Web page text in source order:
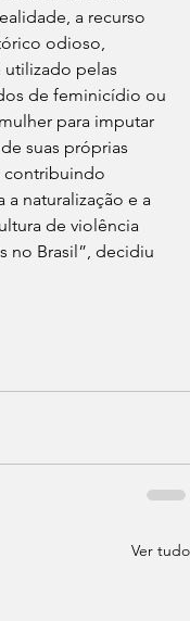
a recurso
odioso,
pelas
de feminicídio ou
para imputar
suas próprias
contribuindo
a naturalização e a
de violência
no Brasil”, decidiu
Ver tudo